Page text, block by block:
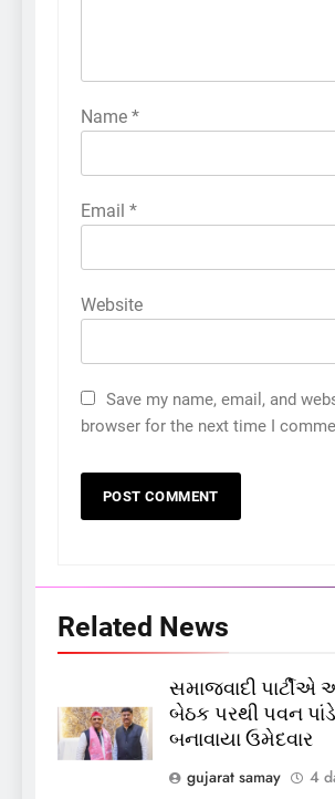
Name *
Email *
Website
Save my name, email, and
browser for the next time I
Related News
સમાજવાદી પાર્ટીએ
બેઠક પરથી પવન
બનાવાયા ઉમેદવાર
gujarat samay
4
કોડીનારના છારા
કિશોરો ડૂબ્યા,
લાપતા
GUJARAT TOP NEWS